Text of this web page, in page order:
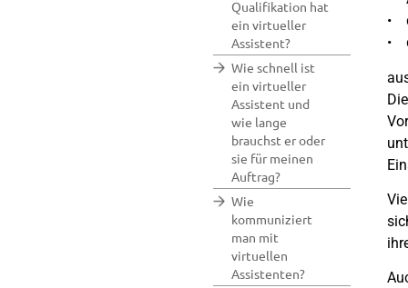
Qualifikation hat
ein virtueller
Assistent?
Wie schnell ist
ein virtueller
Assistent und
wie lange
brauchst er oder
sie für meinen
Auftrag?
Wie
kommuniziert
man mit
virtuellen
Assistenten?
•
•